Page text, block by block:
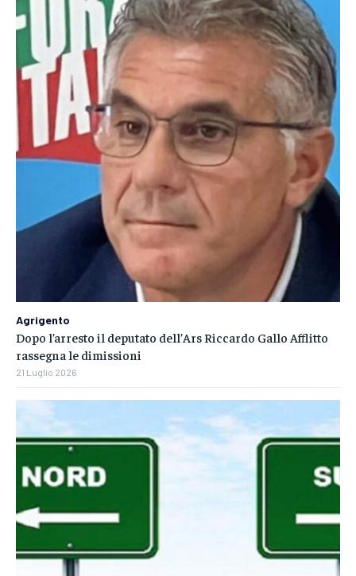
Agrigento
Dopo l’arresto il deputato dell’Ars Riccardo Gallo Afflitto
rassegna le dimissioni
21 Luglio 2026